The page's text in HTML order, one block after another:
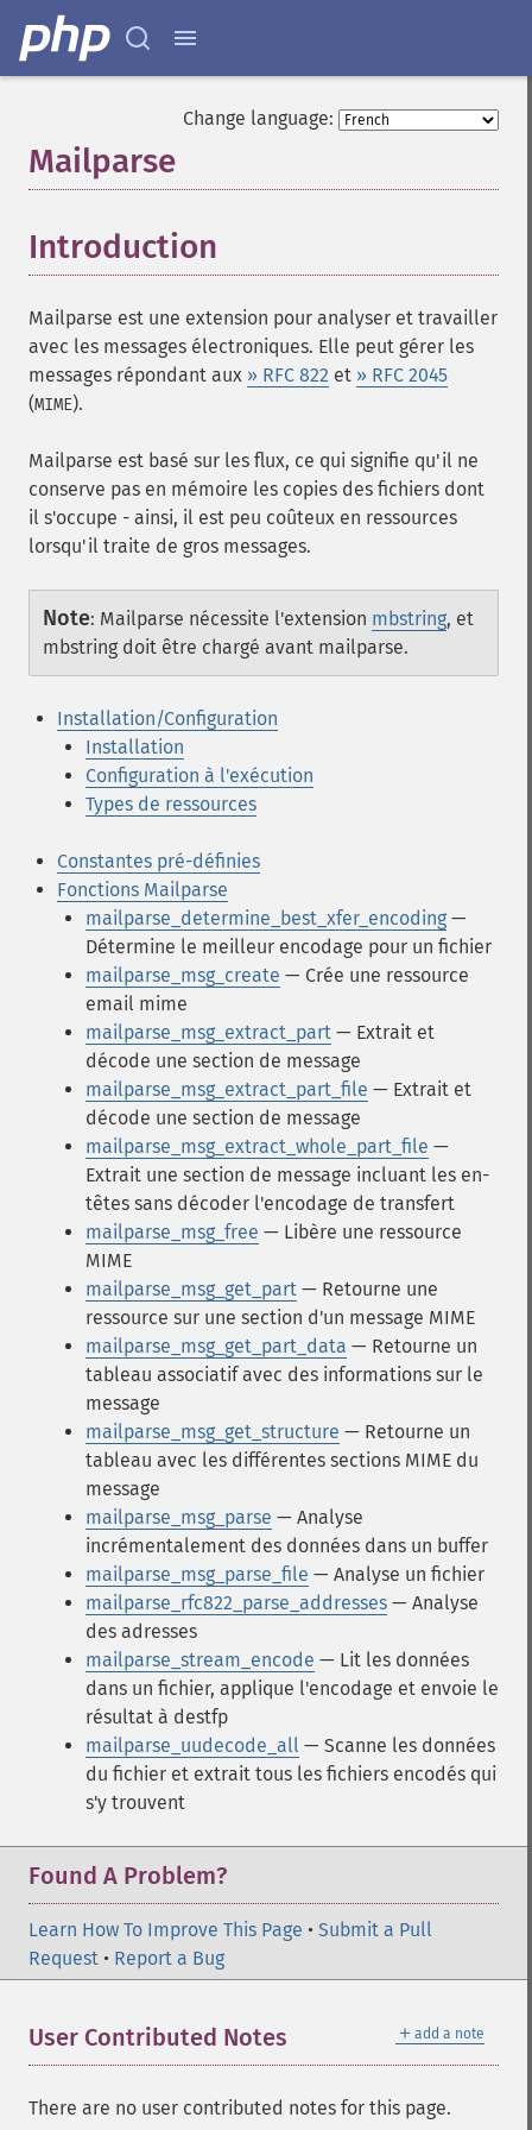
Change language:
Mailparse
Introduction
Mailparse est une extension pour analyser et travailler
avec les messages électroniques. Elle peut gérer les
messages répondant aux » RFC 822 et » RFC 2045
(MIME).
Mailparse est basé sur les flux, ce qui signifie qu'il ne
conserve pas en mémoire les copies des fichiers dont
il s'occupe - ainsi, il est peu coûteux en ressources
lorsqu'il traite de gros messages.
Note: Mailparse nécessite l'extension mbstring, et
mbstring doit être chargé avant mailparse.
Installation/Configuration
Installation
Configuration à l'exécution
Types de ressources
Constantes pré-définies
Fonctions Mailparse
mailparse_determine_best_xfer_encoding —
Détermine le meilleur encodage pour un fichier
mailparse_msg_create — Crée une ressource
email mime
mailparse_msg_extract_part — Extrait et
décode une section de message
mailparse_msg_extract_part_file — Extrait et
décode une section de message
mailparse_msg_extract_whole_part_file —
Extrait une section de message incluant les en-
têtes sans décoder l'encodage de transfert
mailparse_msg_free — Libère une ressource
MIME
mailparse_msg_get_part — Retourne une
ressource sur une section d'un message MIME
mailparse_msg_get_part_data — Retourne un
tableau associatif avec des informations sur le
message
mailparse_msg_get_structure — Retourne un
tableau avec les différentes sections MIME du
message
mailparse_msg_parse — Analyse
incrémentalement des données dans un buffer
mailparse_msg_parse_file — Analyse un fichier
mailparse_rfc822_parse_addresses — Analyse
des adresses
mailparse_stream_encode — Lit les données
dans un fichier, applique l'encodage et envoie le
résultat à destfp
mailparse_uudecode_all — Scanne les données
du fichier et extrait tous les fichiers encodés qui
s'y trouvent
Found A Problem?
Learn How To Improve This Page • Submit a Pull
Request • Report a Bug
＋ add a note
User Contributed Notes
There are no user contributed notes for this page.